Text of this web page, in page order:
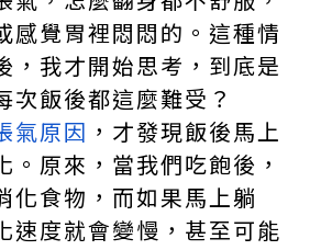
感覺胃裡悶悶的。這種情
，我才開始思考，到底是
次飯後都這麼難受？
氣原因 ，才發現飯後馬上
。原來，當我們吃飽後，
化食物，而如果馬上躺
速度就會變慢，甚至可能